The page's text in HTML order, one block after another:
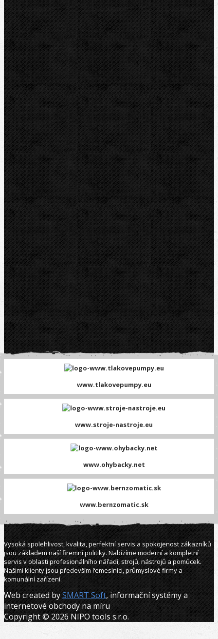
HEUER
IRWIN
RYOBI
Kontakt
NIPO Tools s.r.o
Lipová 7
CZ-763 26 LUHAČOVICE
Telefon obj.:
602 719 020
Telefon fakt.:
608 719 020
E-mail:
nipo@nipo.cz
Platební brána GOPAY
www.tlakovepumpy.eu
www.stroje-nastroje.eu
www.ohybacky.net
www.bernzomatic.sk
Vysoká spolehlivost, kvalita, perfektní servis a spokojenost zákazníků
jsou základem naší firemní politiky. Nabízíme moderní a kompletní
servis v oblasti profesionálního nářadí, strojů, nástrojů a pomůcek.
Našimi klienty jsou především řemeslníci, průmyslové firmy a
komunální zařízení.
Web created bySMART Soft, informační systémy a
internetové obchody na míru
Copyright © 2026 NIPO tools s.r.o.